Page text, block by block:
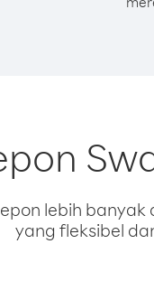
lebih
yang fleksibel